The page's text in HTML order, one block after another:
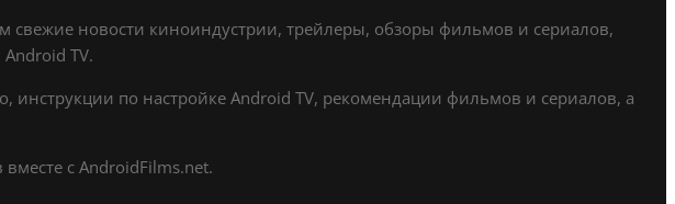
свежие новости киноиндустрии, трейлеры, обзоры фильмов и сериалов,
TV.
по настройке Android TV, рекомендации фильмов и сериалов, а
с AndroidFilms.net.